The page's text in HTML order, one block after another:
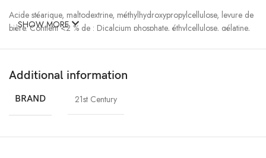
Acide stéarique, maltodextrine, méthylhydroxypropylcellulose, levure de
bière. Contient <2 % de : Dicalcium phosphate, éthylcellulose, gélatine,
Contient : fruits de mer (huîtres), blé et soja.
Sans sel ni conservateurs ajoutés.
SHOW MORE
Additional information
BRAND 21st Century